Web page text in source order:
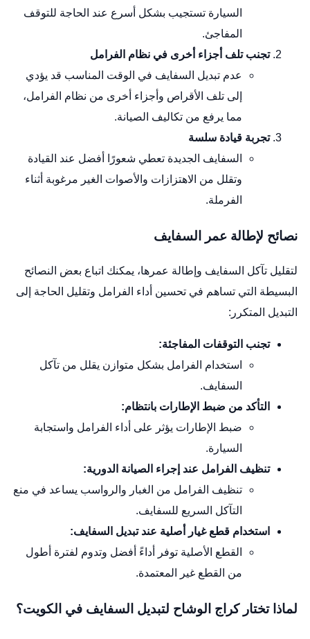
السيارة تستجيب بشكل أسرع عند الحاجة للتوقف
المفاجئ.
تجنب تلف أجزاء أخرى في نظام الفرامل
عدم تبديل السفايف في الوقت المناسب قد يؤدي
إلى تلف الأقراص وأجزاء أخرى من نظام الفرامل،
مما يرفع من تكاليف الصيانة.
تجربة قيادة سلسة
السفايف الجديدة تعطي شعورًا أفضل عند القيادة
وتقلل من الاهتزازات والأصوات الغير مرغوبة أثناء
الفرملة.
نصائح لإطالة عمر السفايف
لتقليل تآكل السفايف وإطالة عمرها، يمكنك اتباع بعض النصائح
البسيطة التي تساهم في تحسين أداء الفرامل وتقليل الحاجة إلى
التبديل المتكرر:
تجنب التوقفات المفاجئة:
استخدام الفرامل بشكل متوازن يقلل من تآكل
السفايف.
التأكد من ضبط الإطارات بانتظام:
ضبط الإطارات يؤثر على أداء الفرامل واستجابة
السيارة.
تنظيف الفرامل عند إجراء الصيانة الدورية:
تنظيف الفرامل من الغبار والرواسب يساعد في منع
التآكل السريع للسفايف.
استخدام قطع غيار أصلية عند تبديل السفايف:
القطع الأصلية توفر أداءً أفضل وتدوم لفترة أطول
من القطع غير المعتمدة.
لماذا تختار كراج الوشاح لتبديل السفايف في الكويت؟